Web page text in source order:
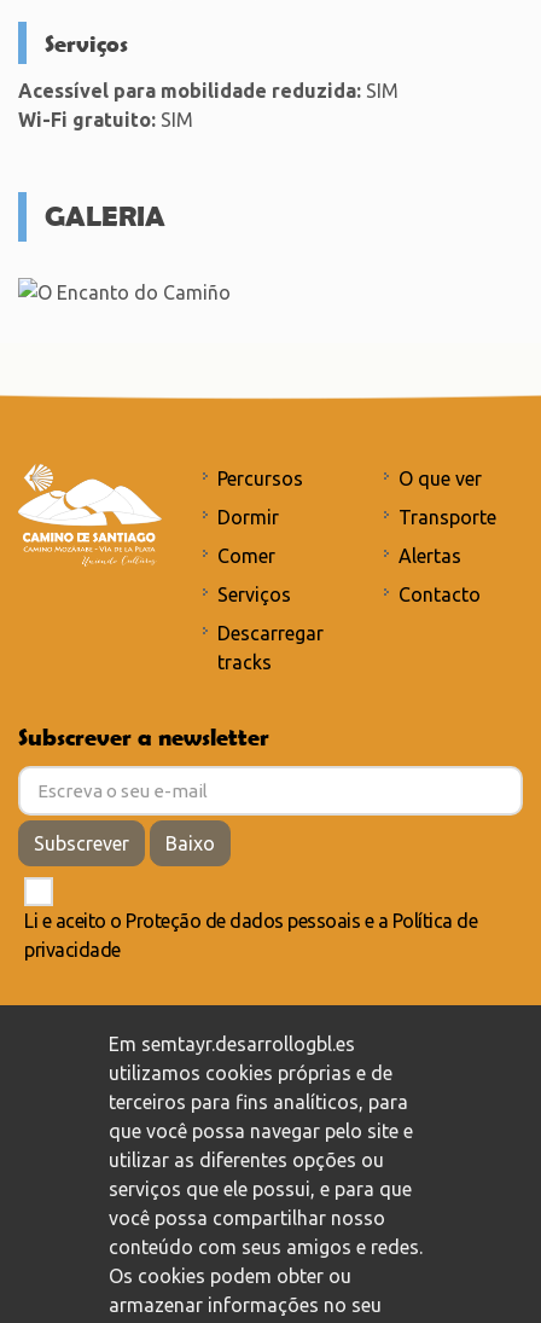
Serviços
Acessível para mobilidade reduzida: SIM
Wi-Fi gratuito: SIM
GALERIA
Percursos
Dormir
Comer
Serviços
Descarregar
tracks
O que ver
Transporte
Alertas
Contacto
Subscrever a newsletter
Subscrever Baixo
Li e aceito o Proteção de dados pessoais e a Política de
privacidade
Política de privacidade
/ Política de cookies
Em semtayr.desarrollogbl.es
utilizamos cookies próprias e de
terceiros para fins analíticos, para
que você possa navegar pelo site e
utilizar as diferentes opções ou
serviços que ele possui, e para que
você possa compartilhar nosso
conteúdo com seus amigos e redes.
Os cookies podem obter ou
armazenar informações no seu